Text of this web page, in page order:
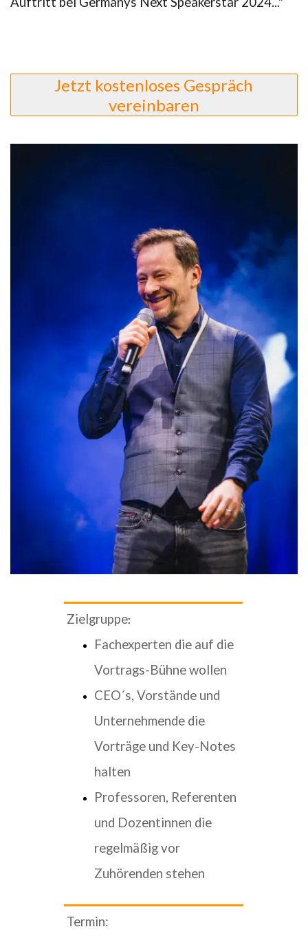
Jetzt kostenloses Gespräch
vereinbaren
Zielgruppe:
Fachexperten die auf die
Vortrags-Bühne wollen
CEO´s, Vorstände und
Unternehmende die
Vorträge und Key-Notes
halten
Professoren, Referenten
und Dozentinnen die
regelmäßig vor
Zuhörenden stehen
Termin: